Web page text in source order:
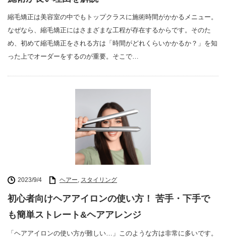
縮毛矯正は美容室の中でもトップクラスに施術時間がかかるメニュー。
なぜなら、縮毛矯正にはさまざまな工程が存在するからです。そのた
め、初めて縮毛矯正をされる方は「時間がどれくらいかかるか？」を知
った上でオーダーをするのが重要。そこで…
2023/9/4 ヘアー, スタイリング
初心者向けヘアアイロンの使い方！ 苦手・下手で
も簡単ストレート&ヘアアレンジ
「ヘアアイロンの使い方が難しい…」このような方は非常に多いです。